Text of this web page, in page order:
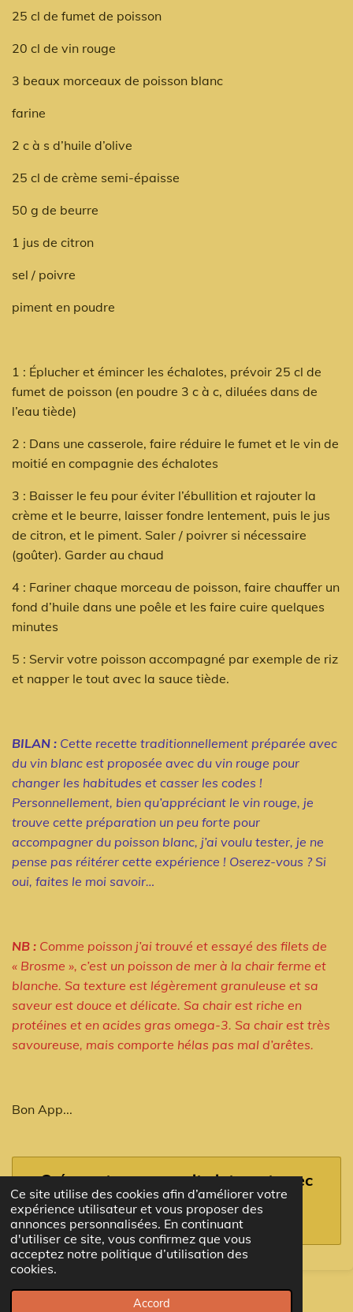
Ce site utilise des cookies afin d’améliorer votre
expérience utilisateur et vous proposer des
annonces personnalisées. En continuant
d'utiliser ce site, vous confirmez que vous
acceptez notre politique d’utilisation des
cookies.
Accord
25 cl de fumet de poisson
20 cl de vin rouge
3 beaux morceaux de poisson blanc
farine
2 c à s d’huile d’olive
25 cl de crème semi-épaisse
50 g de beurre
1 jus de citron
sel / poivre
piment en poudre
1 : Éplucher et émincer les échalotes, prévoir 25 cl de
fumet de poisson (en poudre 3 c à c, diluées dans de
l’eau tiède)
2 : Dans une casserole, faire réduire le fumet et le vin de
moitié en compagnie des échalotes
3 : Baisser le feu pour éviter l’ébullition et rajouter la
crème et le beurre, laisser fondre lentement, puis le jus
de citron, et le piment. Saler / poivrer si nécessaire
(goûter). Garder au chaud
4 : Fariner chaque morceau de poisson, faire chauffer un
fond d’huile dans une poêle et les faire cuire quelques
minutes
5 : Servir votre poisson accompagné par exemple de riz
et napper le tout avec la sauce tiède.
BILAN : Cette recette traditionnellement préparée avec
du vin blanc est proposée avec du vin rouge pour
changer les habitudes et casser les codes !
Personnellement, bien qu’appréciant le vin rouge, je
trouve cette préparation un peu forte pour
accompagner du poisson blanc, j’ai voulu tester, je ne
pense pas réitérer cette expérience ! Oserez-vous ? Si
oui, faites le moi savoir…
NB : Comme poisson j’ai trouvé et essayé des filets de
« Brosme », c’est un poisson de mer à la chair ferme et
blanche. Sa texture est légèrement granuleuse et sa
saveur est douce et délicate. Sa chair est riche en
protéines et en acides gras omega-3. Sa chair est très
savoureuse, mais comporte hélas pas mal d’arêtes.
Bon App...
Créez votre propre site internet avec
Webador
© 2023 - 2026 TopStéph